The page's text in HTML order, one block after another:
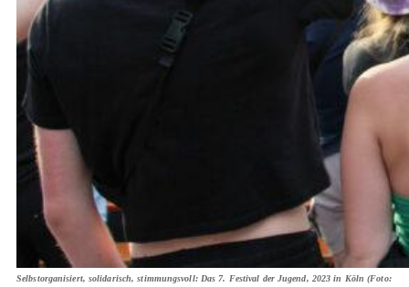
Selbstorganisiert, solidarisch, stimmungsvoll: Das 7. Festival der Jugend, 2023 in Köln (Foto: